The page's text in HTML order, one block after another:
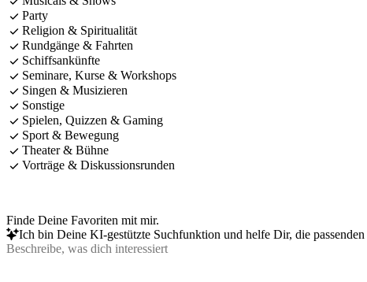
Party
Religion & Spiritualität
Rundgänge & Fahrten
Schiffsankünfte
Seminare, Kurse & Workshops
Singen & Musizieren
Sonstige
Spielen, Quizzen & Gaming
Sport & Bewegung
Theater & Bühne
Vorträge & Diskussionsrunden
Finde Deine Favoriten mit mir.
Ich bin Deine KI-gestützte Suchfunktion und helfe Dir, die